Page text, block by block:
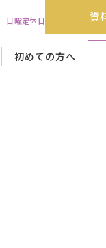
日曜定休日
資
初めての方へ